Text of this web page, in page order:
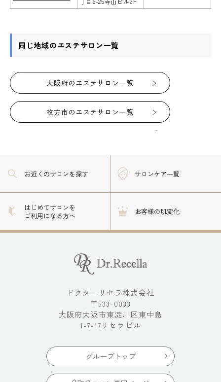
同じ地域のエステサロン一覧
大阪府のエステサロン一覧
枚方市のエステサロン一覧
お近くのサロンを探す サロンケア一覧
はじめてサロンを
ご利用になる方へ
お客様の肌変化
ドクターリセラ株式会社
〒533-0033
大阪府大阪市東淀川区東中島
1-7-17リセラビル
グループトップ